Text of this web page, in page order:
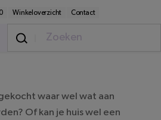
Winkeloverzicht Contact
waar wel wat aan
Of kan je huis wel een